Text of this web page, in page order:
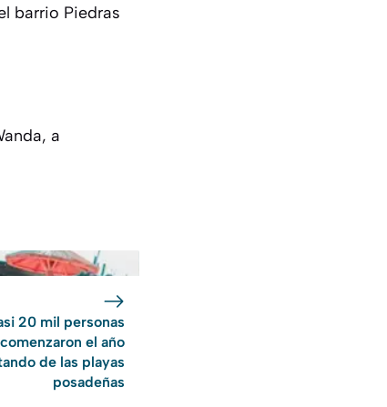
barrio Piedras
a
20 mil personas
comenzaron el año
de las playas
posadeñas